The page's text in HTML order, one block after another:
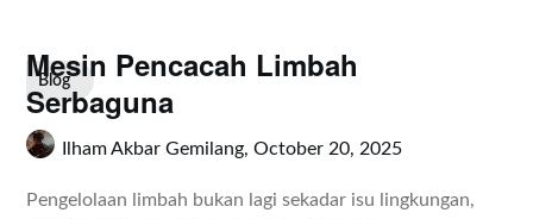
Blog
Mesin Pencacah Limbah
Serbaguna
Ilham Akbar Gemilang,October 20, 2025
Pengelolaan limbah bukan lagi sekadar isu lingkungan,